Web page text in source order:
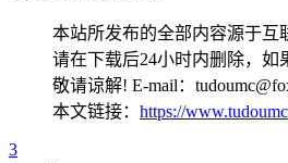
本站所发布的全部内容源于互
请在下载后24小时内删除，如
敬请谅解! E-mail：
本文链接： https://
3